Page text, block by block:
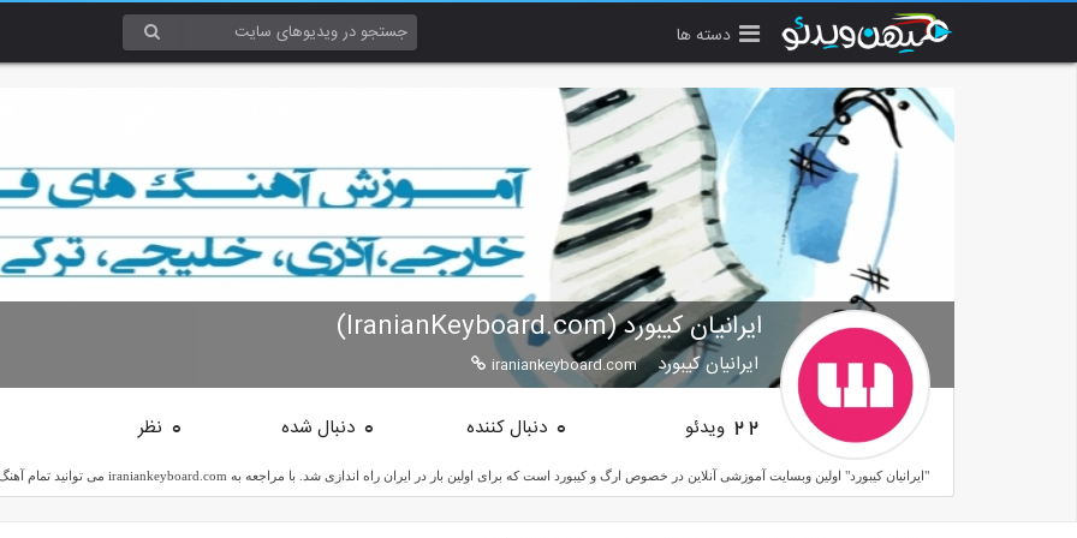
دسته ها
ایرانیان کیبورد (IranianKeyboard.com)
ایرانیان کیبورد iraniankeyboard.com
22 ویدئو 0 دنبال کننده 0 دنبال شده 0 نظر
"ایرانیان کیبورد" اولین وبسایت آموزشی آنلاین در خصوص ارگ و کیبورد است که برای اولین بار در ایران راه اندازی شد. با مراجعه به iraniankeyboard.com می توانید تمام آهنگ های جدید، فارسی، پاپ، خارجی و ... را یاد بگیرید.